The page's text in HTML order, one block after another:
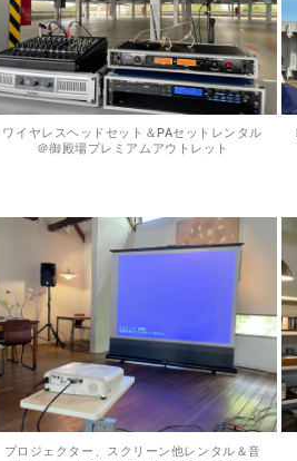
ワイヤレスヘッドセット＆PAセットレンタル
＠御殿場プレミアムアウトレット
プロジェクター、スクリーン他レンタル＆音